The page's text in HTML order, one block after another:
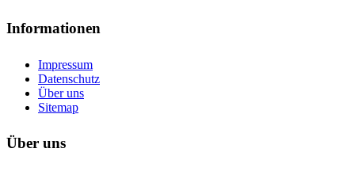
Informationen
Impressum
Datenschutz
Über uns
Sitemap
Über uns